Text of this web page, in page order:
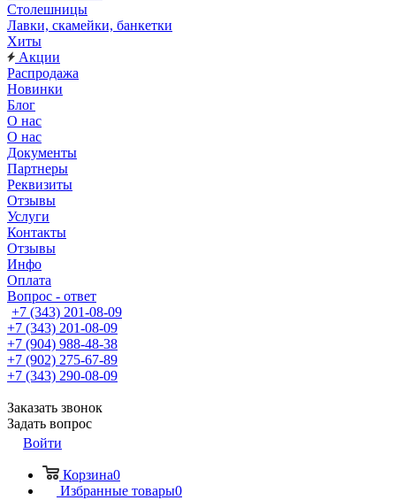
Столешницы
Лавки, скамейки, банкетки
Хиты
Акции
Распродажа
Новинки
Блог
О нас
О нас
Документы
Партнеры
Реквизиты
Отзывы
Услуги
Контакты
Отзывы
Инфо
Оплата
Вопрос - ответ
+7 (343) 201-08-09
+7 (343) 201-08-09
+7 (904) 988-48-38
+7 (902) 275-67-89
+7 (343) 290-08-09
Заказать звонок
Задать вопрос
Войти
Корзина0
Избранные товары0